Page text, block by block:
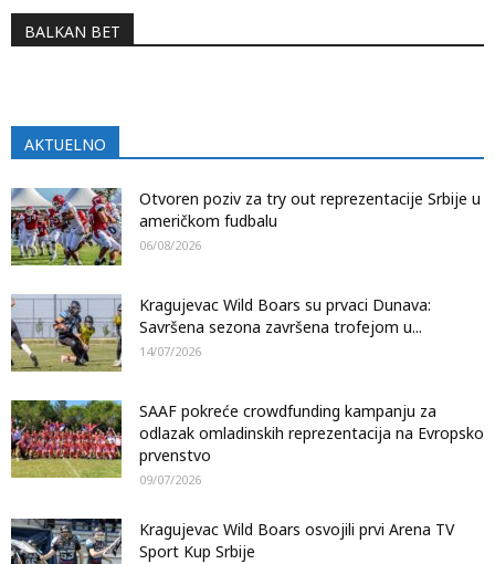
BALKAN BET
AKTUELNO
Otvoren poziv za try out reprezentacije Srbije u
američkom fudbalu
06/08/2026
Kragujevac Wild Boars su prvaci Dunava:
Savršena sezona završena trofejom u...
14/07/2026
SAAF pokreće crowdfunding kampanju za
odlazak omladinskih reprezentacija na Evropsko
prvenstvo
09/07/2026
Kragujevac Wild Boars osvojili prvi Arena TV
Sport Kup Srbije